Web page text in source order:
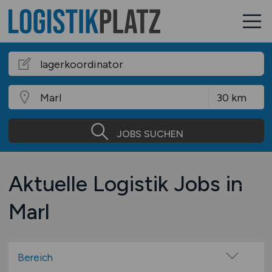
JOBS SUCHEN
Aktuelle Logistik Jobs in
Marl
Bereich